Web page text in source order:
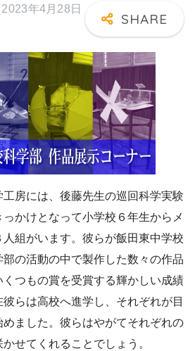
2023年4月28日
房には、後藤先生の巡回科学実験
かけとなって小学校６年生からメ
組がいます。彼らが飯田東中学校
の活動の中で製作した数々の作品
つもの賞を受賞する輝かしい成績
らは高校へ進学し、それぞれが目
ました。彼らはやがてそれぞれの
せてくれることでしょう。